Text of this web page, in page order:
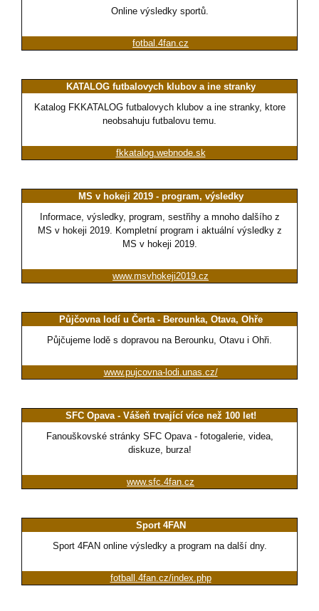
Online výsledky sportů.
fotbal.4fan.cz
KATALOG futbalovych klubov a ine stranky
Katalog FKKATALOG futbalovych klubov a ine stranky, ktore
neobsahuju futbalovu temu.
fkkatalog.webnode.sk
MS v hokeji 2019 - program, výsledky
Informace, výsledky, program, sestřihy a mnoho dalšího z
MS v hokeji 2019. Kompletní program i aktuální výsledky z
MS v hokeji 2019.
www.msvhokeji2019.cz
Půjčovna lodí u Čerta - Berounka, Otava, Ohře
Půjčujeme lodě s dopravou na Berounku, Otavu i Ohři.
www.pujcovna-lodi.unas.cz/
SFC Opava - Vášeň trvající více než 100 let!
Fanouškovské stránky SFC Opava - fotogalerie, videa,
diskuze, burza!
www.sfc.4fan.cz
Sport 4FAN
Sport 4FAN online výsledky a program na další dny.
fotball.4fan.cz/index.php